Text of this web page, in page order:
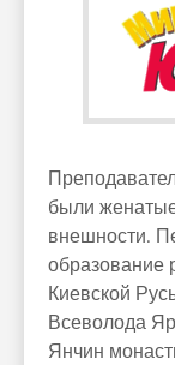
были
внешности.
образование
Киевской
Всеволода
Янчин